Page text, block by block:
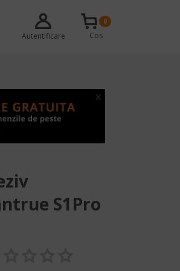
Autentificare
0
Cos
x
S1Pro